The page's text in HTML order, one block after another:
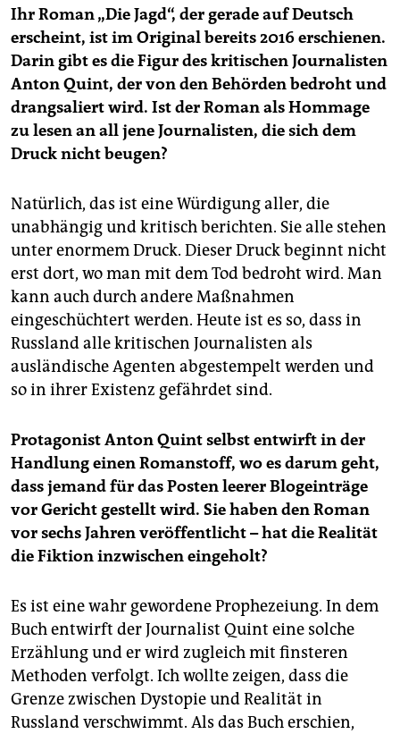
Ihr Roman „Die Jagd“, der gerade auf Deutsch
erscheint, ist im Original bereits 2016 erschienen.
Darin gibt es die Figur des kritischen Journalisten
Anton Quint, der von den Behörden bedroht und
drangsaliert wird. Ist der Roman als Hommage
zu lesen an all jene Journalisten, die sich dem
Druck nicht beugen?
Natürlich, das ist eine Würdigung aller, die
unabhängig und kritisch berichten. Sie alle stehen
unter enormem Druck. Dieser Druck beginnt nicht
erst dort, wo man mit dem Tod bedroht wird. Man
kann auch durch andere Maßnahmen
eingeschüchtert werden. Heute ist es so, dass in
Russland alle kritischen Journalisten als
ausländische Agenten abgestempelt werden und
so in ihrer Existenz gefährdet sind.
Protagonist Anton Quint selbst entwirft in der
Handlung einen Romanstoff, wo es darum geht,
dass jemand für das Posten leerer Blogeinträge
vor Gericht gestellt wird. Sie haben den Roman
vor sechs Jahren veröffentlicht – hat die Realität
die Fiktion inzwischen eingeholt?
Es ist eine wahr gewordene Prophezeiung. In dem
Buch entwirft der Journalist Quint eine solche
Erzählung und er wird zugleich mit finsteren
Methoden verfolgt. Ich wollte zeigen, dass die
Grenze zwischen Dystopie und Realität in
Russland verschwimmt. Als das Buch erschien,